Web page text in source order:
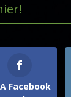
Facebook